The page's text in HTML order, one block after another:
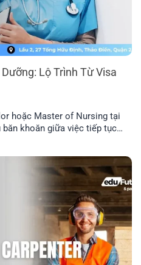
Lộ Trình Từ Visa
hoặc Master of Nursing tại
khoăn giữa việc tiếp tục
khá cạnh [...]